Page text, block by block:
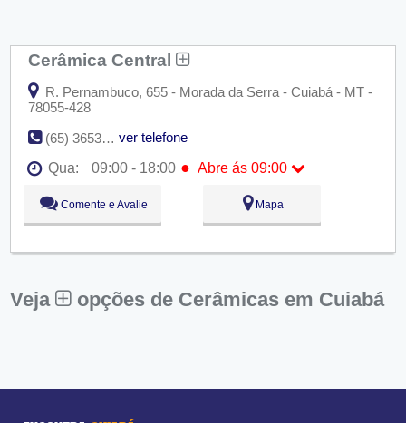
Cerâmica Central
R. Pernambuco, 655 - Morada da Serra - Cuiabá - MT -
78055-428
(65) 3653-1139
ver telefone
Qua:
09:00 - 18:00 ● Abre ás 09:00
Seg:
Ter:
09:00 - 18:00
Qua:
09:00 - 18:00
Abre ás 09:00
Sex:
09:00 - 18:00
Dom:
Fechado
Comente e Avalie Mapa
Veja opções de Cerâmicas em Cuiabá